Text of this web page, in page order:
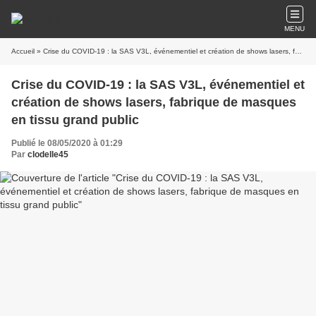
MENU
Accueil » Crise du COVID-19 : la SAS V3L, événementiel et création de shows lasers, fabrique de masques en tissu grand public
Crise du COVID-19 : la SAS V3L, événementiel et
création de shows lasers, fabrique de masques
en tissu grand public
Publié le 08/05/2020 à 01:29
Par clodelle45